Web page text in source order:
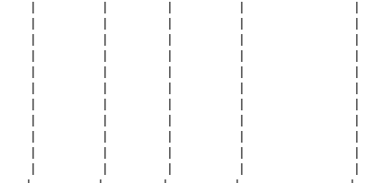
日）   |       |         |        |         |               |
日）  |       |         |        |         |               |
日） |       |         |        |         |               |
日） |       |         |        |         |               |
日）   |       |         |        |         |               |
日）  |       |         |        |         |               |
日）  |       |         |        |         |               |
日）  |       |         |        |         |               |
日）  |       |         |        |         |               |
日）   |       |         |        |         |               |
日）  |       |         |        |         |               |